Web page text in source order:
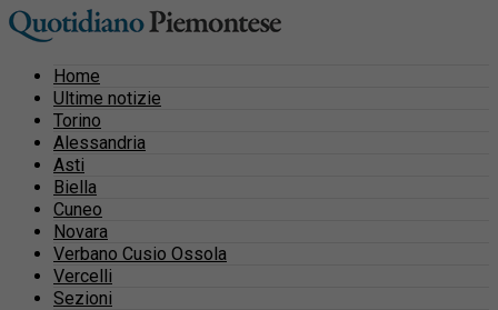
Home
Ultime notizie
Torino
Alessandria
Asti
Biella
Cuneo
Novara
Verbano Cusio Ossola
Vercelli
Sezioni